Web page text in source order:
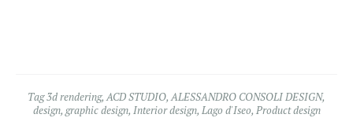
Tag3d rendering,ACD STUDIO,ALESSANDRO CONSOLI DESIGN,
design, graphic design, Interior design, Lago d'Iseo, Product design